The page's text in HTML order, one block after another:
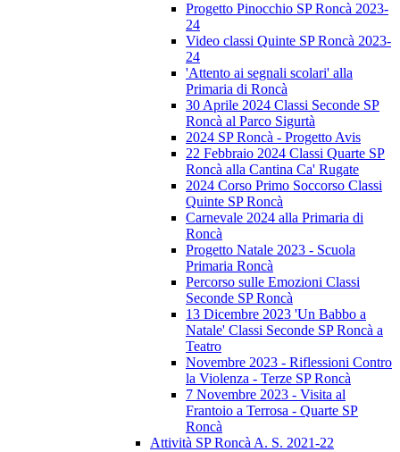
Progetto Pinocchio SP Roncà 2023-
24
Video classi Quinte SP Roncà 2023-
24
'Attento ai segnali scolari' alla
Primaria di Roncà
30 Aprile 2024 Classi Seconde SP
Roncà al Parco Sigurtà
2024 SP Roncà - Progetto Avis
22 Febbraio 2024 Classi Quarte SP
Roncà alla Cantina Ca' Rugate
2024 Corso Primo Soccorso Classi
Quinte SP Roncà
Carnevale 2024 alla Primaria di
Roncà
Progetto Natale 2023 - Scuola
Primaria Roncà
Percorso sulle Emozioni Classi
Seconde SP Roncà
13 Dicembre 2023 'Un Babbo a
Natale' Classi Seconde SP Roncà a
Teatro
Novembre 2023 - Riflessioni Contro
la Violenza - Terze SP Roncà
7 Novembre 2023 - Visita al
Frantoio a Terrosa - Quarte SP
Roncà
Attività SP Roncà A. S. 2021-22